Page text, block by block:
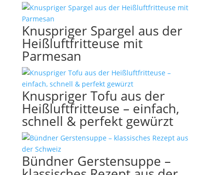
Knuspriger Spargel aus der
Heißluftfritteuse mit
Parmesan
Knuspriger Tofu aus der
Heißluftfritteuse – einfach,
schnell & perfekt gewürzt
Bündner Gerstensuppe –